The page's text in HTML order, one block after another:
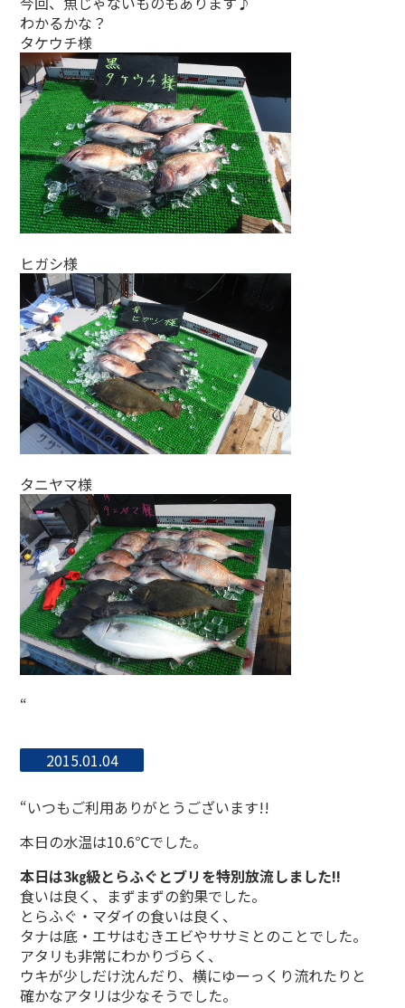
わかるかな？
タケウチ様
ヒガシ様
タニヤマ様
“
2015.01.04
“いつもご利用ありがとうございます!!
本日の水温は10.6℃でした。
本日は3㎏級とらふぐとブリを特別放流しました!!
食いは良く、まずまずの釣果でした。
とらふぐ・マダイの食いは良く、
タナは底・エサはむきエビやササミとのことでした。
アタリも非常にわかりづらく、
ウキが少しだけ沈んだり、横にゆーっくり流れたりと
確かなアタリは少なそうでした。